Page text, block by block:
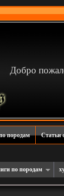
Добро
породам Статьи
по породам